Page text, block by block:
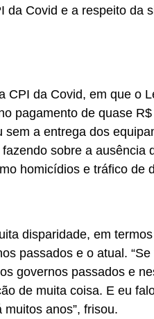
da Covid e a respeito da
CPI da Covid, em que o
pagamento de quase
a entrega dos
sobre a ausência
homicídios e tráfico de
disparidade, em
passados e o atual.
governos passados e
de muita coisa. E eu
anos”, frisou.